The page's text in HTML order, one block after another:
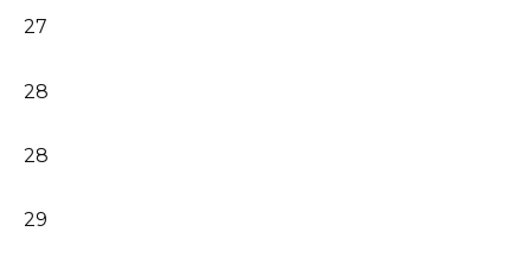
27
28
28
29